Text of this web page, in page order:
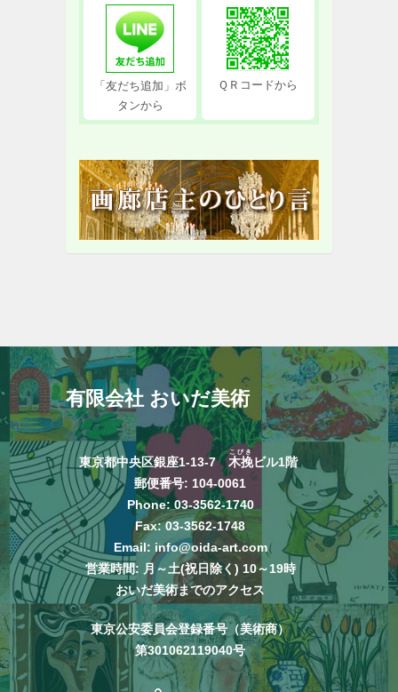
「友だち追加」ボ
タンから
ＱＲコードから
有限会社 おいだ美術
東京都中央区銀座1-13-7木挽
こびき
ビル1階
郵便番号: 104-0061
Phone: 03-3562-1740
Fax: 03-3562-1748
Email: info@oida-art.com
営業時間: 月～土(祝日除く) 10～19時
おいだ美術までのアクセス
東京公安委員会登録番号（美術商）
第301062119040号